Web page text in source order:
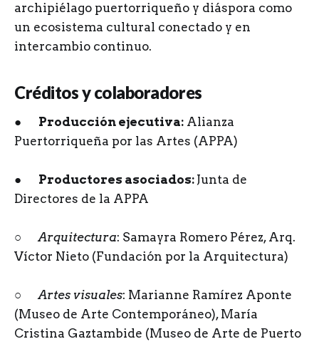
archipiélago puertorriqueño y diáspora como
un ecosistema cultural conectado y en
intercambio continuo.
Créditos y colaboradores
● Producción ejecutiva: Alianza
Puertorriqueña por las Artes (APPA)
● Productores asociados: Junta de
Directores de la APPA
○Arquitectura: Samayra Romero Pérez, Arq.
Víctor Nieto (Fundación por la Arquitectura)
○Artes visuales: Marianne Ramírez Aponte
(Museo de Arte Contemporáneo), María
Cristina Gaztambide (Museo de Arte de Puerto